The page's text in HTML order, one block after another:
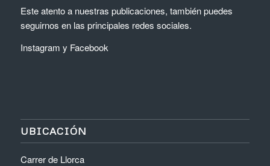
Este atento a nuestras publicaciones, también puedes
seguirnos en las principales redes sociales.
Instagram y Facebook
UBICACIÓN
Carrer de Llorca